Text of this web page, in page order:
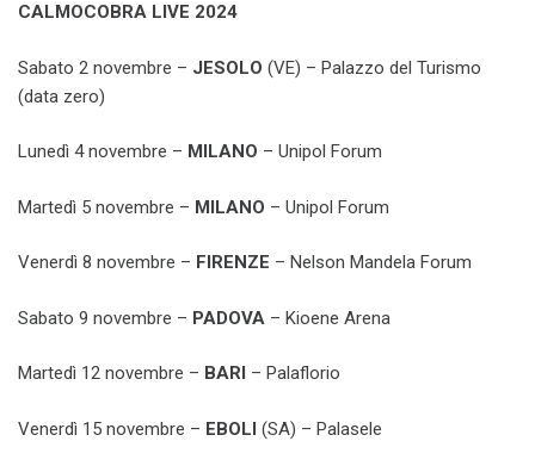
CALMOCOBRA LIVE 2024
Sabato 2 novembre – JESOLO (VE) – Palazzo del Turismo
(data zero)
Lunedì 4 novembre – MILANO – Unipol Forum
Martedì 5 novembre – MILANO – Unipol Forum
Venerdì 8 novembre – FIRENZE – Nelson Mandela Forum
Sabato 9 novembre – PADOVA – Kioene Arena
Martedì 12 novembre – BARI – Palaflorio
Venerdì 15 novembre – EBOLI (SA) – Palasele